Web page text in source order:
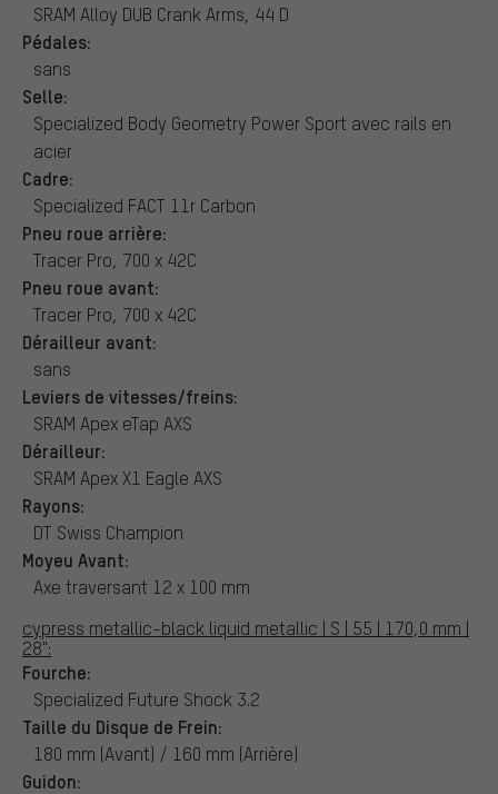
SRAM Alloy DUB Crank Arms, 44 D
Pédales:
sans
Selle:
Specialized Body Geometry Power Sport avec rails en
acier
Cadre:
Specialized FACT 11r Carbon
Pneu roue arrière:
Tracer Pro, 700 x 42C
Pneu roue avant:
Tracer Pro, 700 x 42C
Dérailleur avant:
sans
Leviers de vitesses/freins:
SRAM Apex eTap AXS
Dérailleur:
SRAM Apex X1 Eagle AXS
Rayons:
DT Swiss Champion
Moyeu Avant:
Axe traversant 12 x 100 mm
cypress metallic-black liquid metallic | S | 55 | 170,0 mm |
28":
Fourche:
Specialized Future Shock 3.2
Taille du Disque de Frein:
180 mm (Avant) / 160 mm (Arrière)
Guidon: